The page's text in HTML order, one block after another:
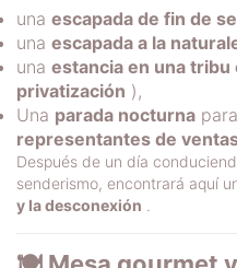
una escapada de fin de
una escapada a la
una estancia en una tribu
privatización ),
Una parada nocturna para
representantes de
Después de un día
senderismo, encontrará aquí
y la desconexión